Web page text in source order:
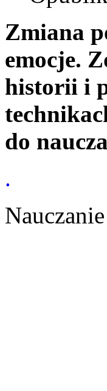
Zmiana
emocje.
historii i
do
.